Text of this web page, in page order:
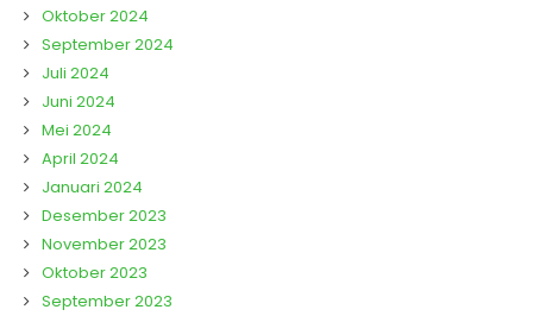
Oktober 2024
September 2024
Juli 2024
Juni 2024
Mei 2024
April 2024
Januari 2024
Desember 2023
November 2023
Oktober 2023
September 2023